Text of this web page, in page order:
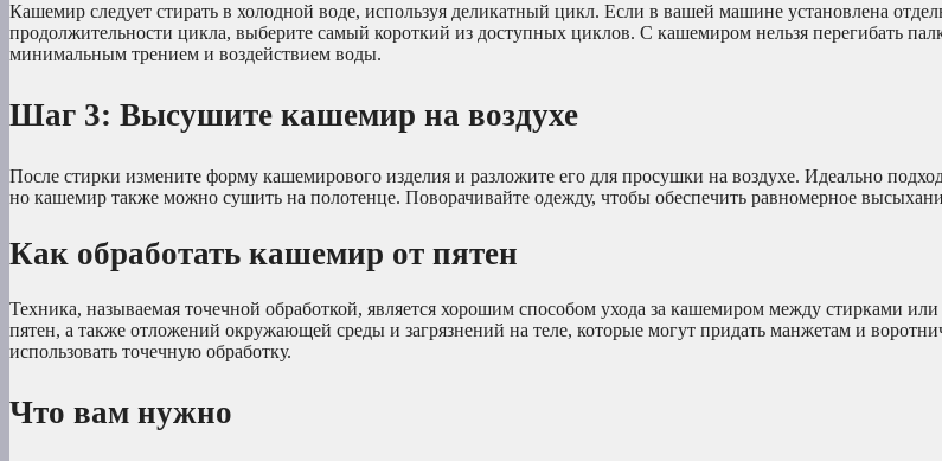
Кашемир следует стирать в холодной воде, используя деликатный цикл. Если в вашей машине установлена
продолжительности цикла, выберите самый короткий из доступных циклов. С кашемиром нельзя перегибать
минимальным трением и воздействием воды.
Шаг 3: Высушите кашемир на воздухе
После стирки измените форму кашемирового изделия и разложите его для просушки на воздухе. Идеально
но кашемир также можно сушить на полотенце. Поворачивайте одежду, чтобы обеспечить равномерное
Как обработать кашемир от пятен
Техника, называемая точечной обработкой, является хорошим способом ухода за кашемиром между стирками
пятен, а также отложений окружающей среды и загрязнений на теле, которые могут придать манжетам и
использовать точечную обработку.
Что вам нужно